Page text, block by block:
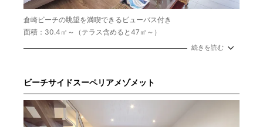
倉崎ビーチの眺望を満喫できるビューバス付き
面積：30.4㎡～（テラス含めると47㎡～）
続きを読む
ビーチサイドスーペリアメゾメット